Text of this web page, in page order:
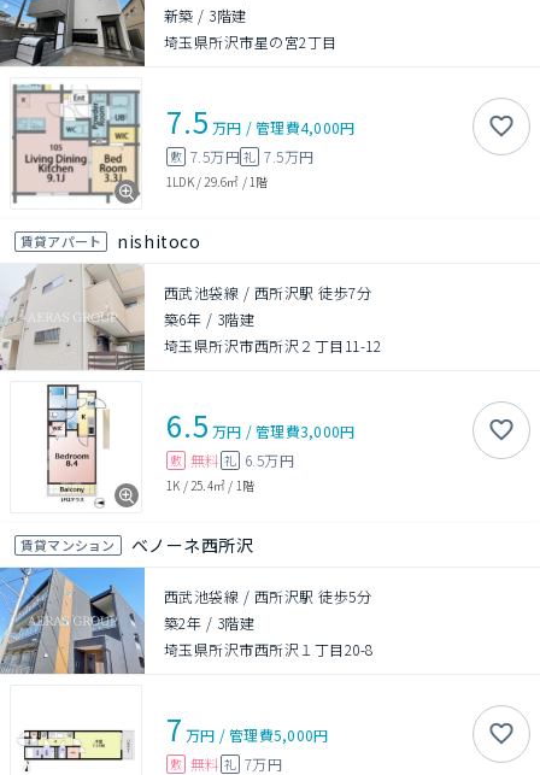
新築 / 3階建
埼玉県所沢市星の宮2丁目
7.5 万円 /管理費4,000円
敷 7.5万円礼 7.5万円
1LDK/ 29.6㎡ / 1階
賃貸アパート nishitoco
西武池袋線 / 西所沢駅 徒歩7分
築6年 / 3階建
埼玉県所沢市西所沢２丁目11-12
6.5 万円 /管理費3,000円
敷 無料 礼 6.5万円
1K / 25.4㎡ / 1階
賃貸マンション ベノーネ西所沢
西武池袋線 / 西所沢駅 徒歩5分
築2年 / 3階建
埼玉県所沢市西所沢１丁目20-8
7 万円 /管理費5,000円
敷 無料 礼 7万円